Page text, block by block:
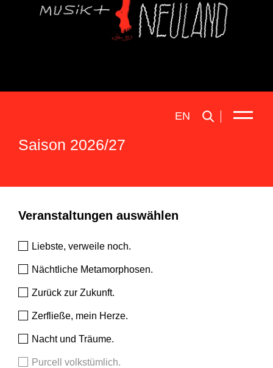
Saison 2026/27
EN
Veranstaltungen auswählen
Liebste, verweile noch.
Nächtliche Metamorphosen.
Zurück zur Zukunft.
Zerfließe, mein Herze.
Nacht und Träume.
Purcell volkstümlich.